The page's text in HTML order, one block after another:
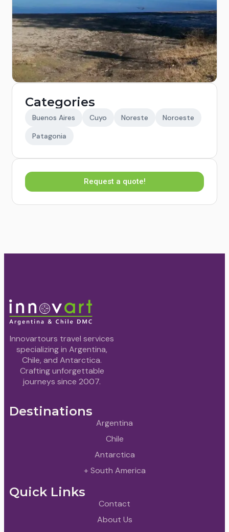
Categories
Buenos Aires Cuyo Noreste
Noroeste
Patagonia
Request a quote!
Innovartours travel services
specializing in Argentina,
Chile, and Antarctica.
Crafting unforgettable
journeys since 2007.
Destinations
Argentina
Chile
Antarctica
+ South America
Quick Links
Contact
About Us